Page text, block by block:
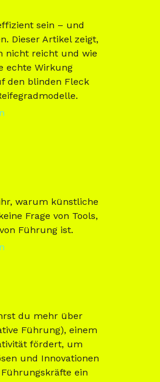
sein – und
Dieser Artikel zeigt,
nicht reicht und wie
echte Wirkung
den blinden Fleck
warum künstliche
Frage von Tools,
Führung ist.
du mehr über
Führung), einem
fördert, um
und Innovationen
ein